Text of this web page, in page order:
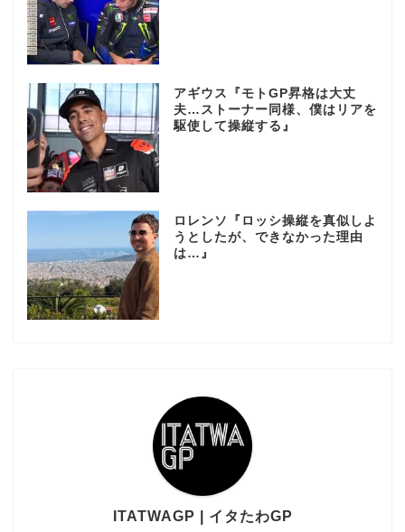
アギウス『モトGP昇格は大丈
夫…ストーナー同様、僕はリアを
駆使して操縦する』
ロレンソ『ロッシ操縦を真似しよ
うとしたが、できなかった理由
は…』
ITATWAGP | イタたわGP